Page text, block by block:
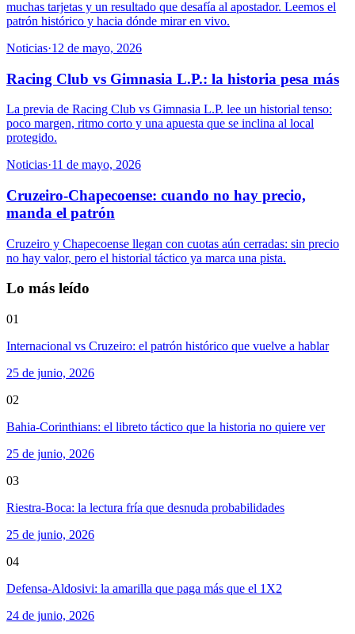
muchas tarjetas y un resultado que desafía al apostador. Leemos el
patrón histórico y hacia dónde mirar en vivo.
Noticias·12 de mayo, 2026
Racing Club vs Gimnasia L.P.: la historia pesa más
La previa de Racing Club vs Gimnasia L.P. lee un historial tenso:
poco margen, ritmo corto y una apuesta que se inclina al local
protegido.
Noticias·11 de mayo, 2026
Cruzeiro-Chapecoense: cuando no hay precio,
manda el patrón
Cruzeiro y Chapecoense llegan con cuotas aún cerradas: sin precio
no hay valor, pero el historial táctico ya marca una pista.
Lo más leído
01
Internacional vs Cruzeiro: el patrón histórico que vuelve a hablar
25 de junio, 2026
02
Bahia-Corinthians: el libreto táctico que la historia no quiere ver
25 de junio, 2026
03
Riestra-Boca: la lectura fría que desnuda probabilidades
25 de junio, 2026
04
Defensa-Aldosivi: la amarilla que paga más que el 1X2
24 de junio, 2026